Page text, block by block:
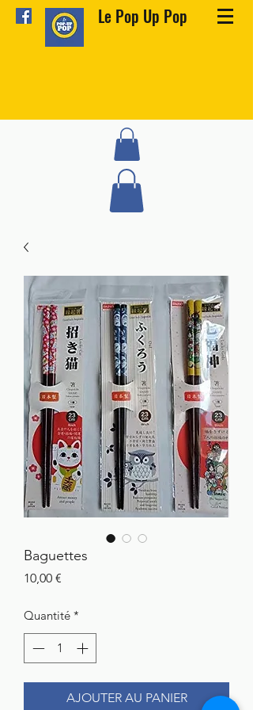
Le Pop Up Pop
Baguettes
10,00 €
Quantité *
AJOUTER AU PANIER